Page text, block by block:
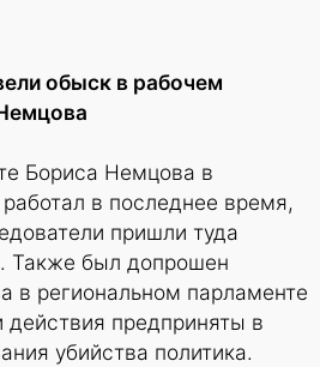
обыск в рабочем
Бориса Немцова в
в последнее время,
пришли туда
Также был допрошен
в региональном парламенте
предприняты в
убийства политика.